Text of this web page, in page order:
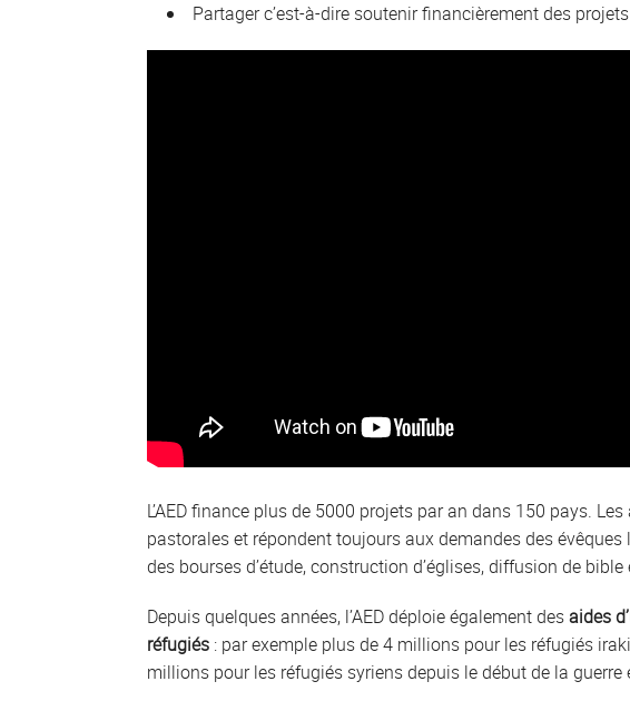
Partager c’est-à-dire soutenir financièrement des
L’AED finance plus de 5000 projets par an dans 150 pays.
pastorales et répondent toujours aux demandes des
des bourses d’étude, construction d’églises, diffusion de
Depuis quelques années, l’AED déploie également desaides
réfugiés : par exemple plus de 4 millions pour les réfugiés
millions pour les réfugiés syriens depuis le début de la guerre